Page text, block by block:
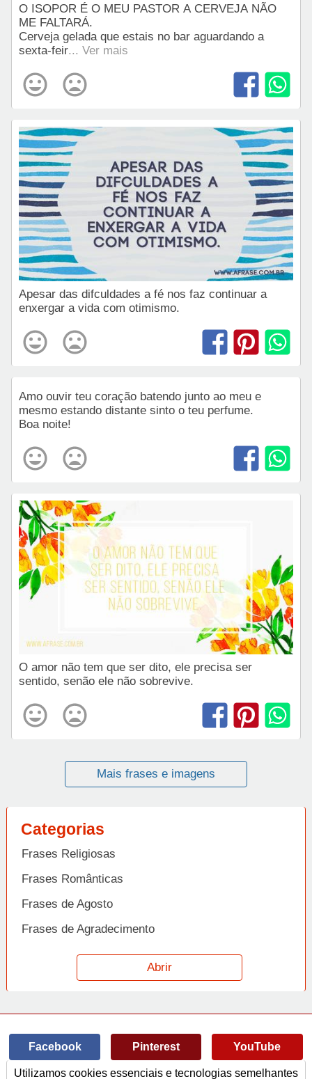
O ISOPOR É O MEU PASTOR A CERVEJA NÃO
ME FALTARÁ.
Cerveja gelada que estais no bar aguardando a
sexta-feir... Ver mais
Apesar das difculdades a fé nos faz continuar a
enxergar a vida com otimismo.
Amo ouvir teu coração batendo junto ao meu e
mesmo estando distante sinto o teu perfume.
Boa noite!
O amor não tem que ser dito, ele precisa ser
sentido, senão ele não sobrevive.
Mais frases e imagens
Categorias
Frases Religiosas
Frases Românticas
Frases de Agosto
Frases de Agradecimento
Frases de Amizade
Frases de Amor
Frases de Arrependimento
Abrir
Facebook Pinterest YouTube
Utilizamos cookies essenciais e tecnologias semelhantes